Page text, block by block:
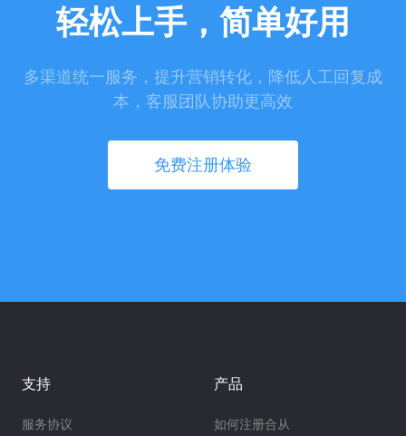
轻松上手，简单好用
多渠道统一服务，提升营销转化，降低人工回复成
本，客服团队协助更高效
免费注册体验
支持
服务协议
产品
如何注册合从